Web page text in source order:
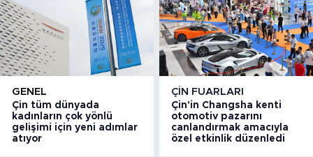
GENEL
Çin tüm dünyada
kadınların çok yönlü
gelişimi için yeni adımlar
atıyor
ÇIN FUARLARI
Çin'in Changsha kenti
otomotiv pazarını
canlandırmak amacıyla
özel etkinlik düzenledi